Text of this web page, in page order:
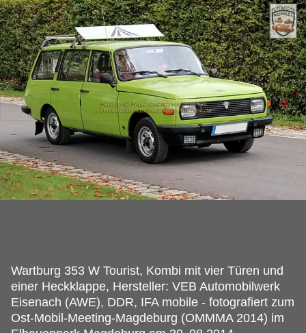
Wartburg 353 W Tourist, Kombi mit vier Türen und
einer Heckklappe, Hersteller: VEB Automobilwerk
Eisenach (AWE), DDR, IFA mobile - fotografiert zum
Ost-Mobil-Meeting-Magdeburg (OMMMA 2014) im